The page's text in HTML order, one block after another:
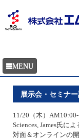
展示会・セミナー
11/20（木）
Sciences, James氏に
対面＆オンラインの